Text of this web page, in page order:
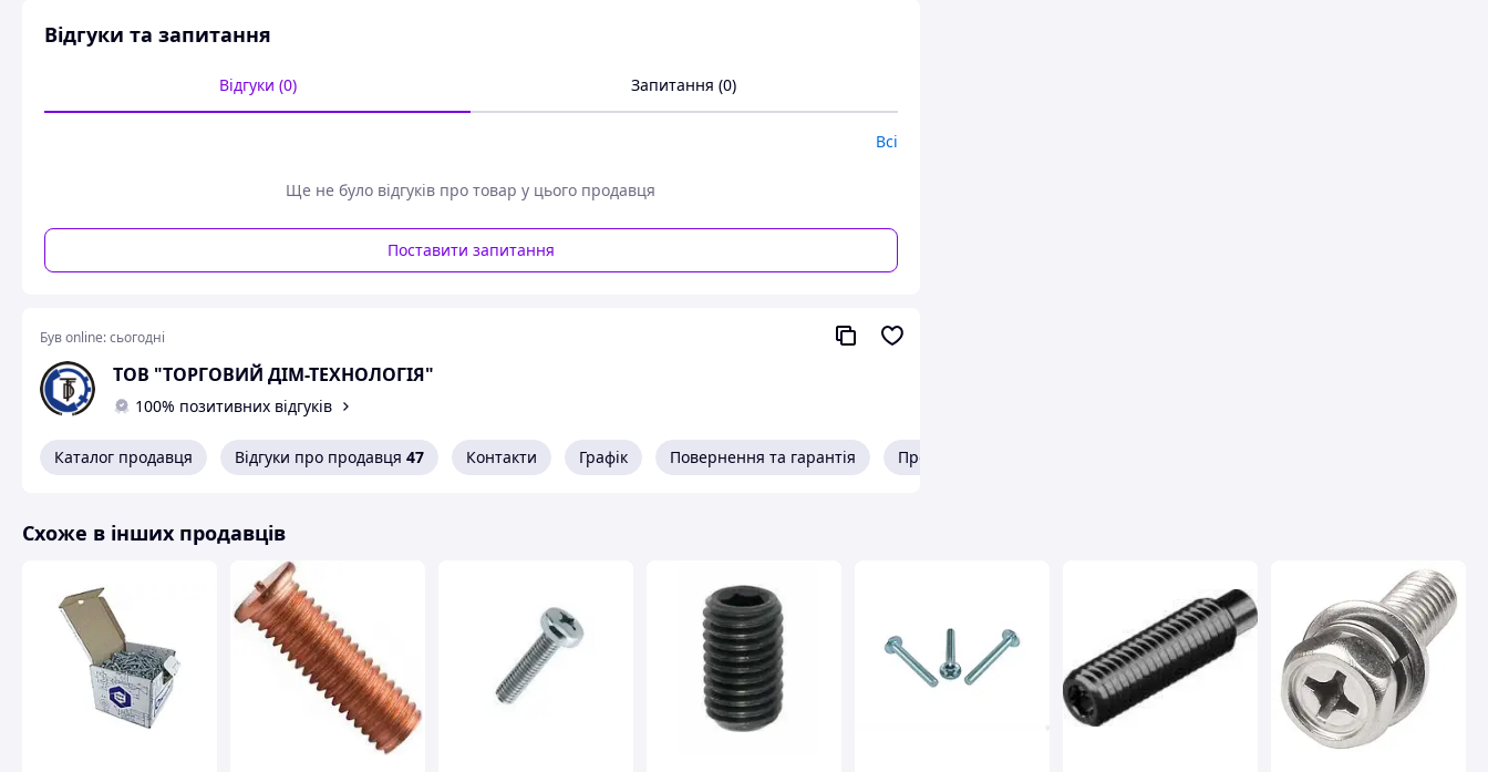
Відгуки та запитання
Відгуки (0) Запитання (0)
Всі
Ще не було відгуків про товар у цього продавця
Поставити запитання
Був online:сьогодні
ТОВ "ТОРГОВИЙ ДІМ-ТЕХНОЛОГІЯ"
100% позитивних відгуків
Каталог продавця Відгуки про продавця 47 Контакти Графік Повернення та гарантія Про продавця
Схоже в інших продавців